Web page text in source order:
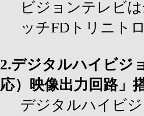
ビジョンテレビ
ッチFDトリニト
2.デジタルハイビジ
応）映像出力回路」
デジタルハイビ